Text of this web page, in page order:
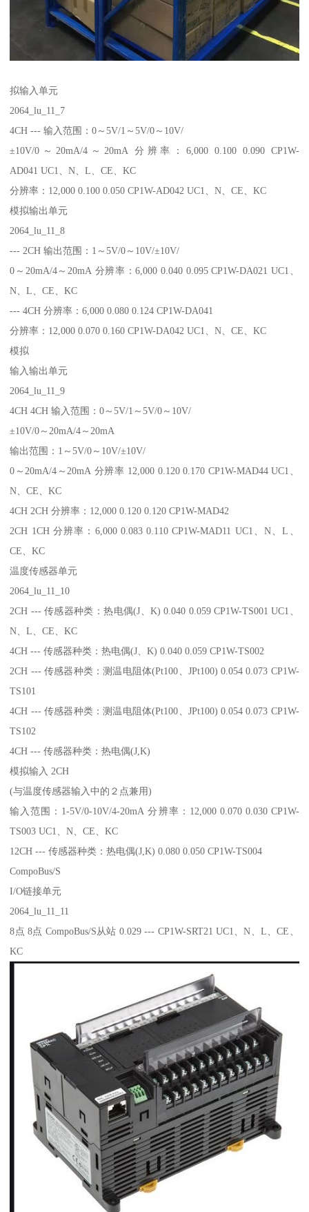
拟输入单元
2064_lu_11_7
4CH --- 输入范围：0～5V/1～5V/0～10V/
±10V/0～20mA/4～20mA 分辨率：6,000 0.100 0.090 CP1W-
AD041 UC1、N、L、CE、KC
分辨率：12,000 0.100 0.050 CP1W-AD042 UC1、N、CE、KC
模拟输出单元
2064_lu_11_8
--- 2CH 输出范围：1～5V/0～10V/±10V/
0～20mA/4～20mA 分辨率：6,000 0.040 0.095 CP1W-DA021 UC1、
N、L、CE、KC
--- 4CH 分辨率：6,000 0.080 0.124 CP1W-DA041
分辨率：12,000 0.070 0.160 CP1W-DA042 UC1、N、CE、KC
模拟
输入输出单元
2064_lu_11_9
4CH 4CH 输入范围：0～5V/1～5V/0～10V/
±10V/0～20mA/4～20mA
输出范围：1～5V/0～10V/±10V/
0～20mA/4～20mA 分辨率 12,000 0.120 0.170 CP1W-MAD44 UC1、
N、CE、KC
4CH 2CH 分辨率：12,000 0.120 0.120 CP1W-MAD42
2CH 1CH 分辨率：6,000 0.083 0.110 CP1W-MAD11 UC1、N、L、
CE、KC
温度传感器单元
2064_lu_11_10
2CH --- 传感器种类：热电偶(J、K) 0.040 0.059 CP1W-TS001 UC1、
N、L、CE、KC
4CH --- 传感器种类：热电偶(J、K) 0.040 0.059 CP1W-TS002
2CH --- 传感器种类：测温电阻体(Pt100、JPt100) 0.054 0.073 CP1W-
TS101
4CH --- 传感器种类：测温电阻体(Pt100、JPt100) 0.054 0.073 CP1W-
TS102
4CH --- 传感器种类：热电偶(J,K)
模拟输入 2CH
(与温度传感器输入中的２点兼用)
输入范围：1-5V/0-10V/4-20mA 分辨率：12,000 0.070 0.030 CP1W-
TS003 UC1、N、CE、KC
12CH --- 传感器种类：热电偶(J,K) 0.080 0.050 CP1W-TS004
CompoBus/S
I/O链接单元
2064_lu_11_11
8点 8点 CompoBus/S从站 0.029 --- CP1W-SRT21 UC1、N、L、CE、
KC